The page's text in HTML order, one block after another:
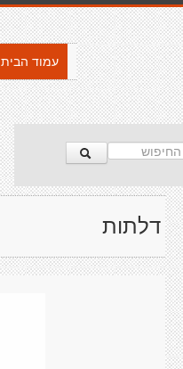
עמוד הבית
דלתות